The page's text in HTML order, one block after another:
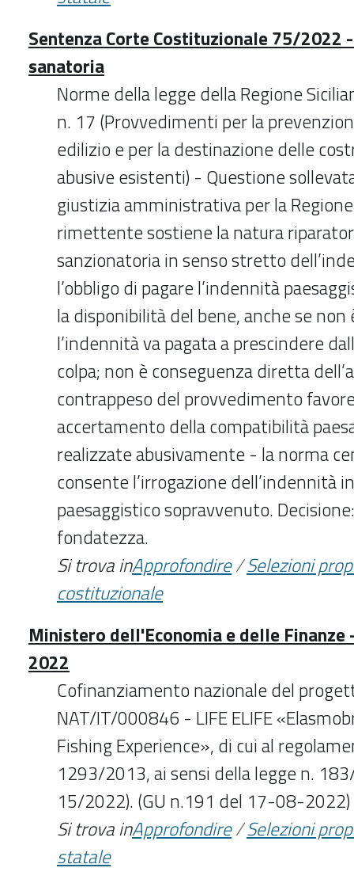
Sentenza Corte Costituzionale 75/2022
sanatoria
Norme della legge della Regione
n. 17 (Provvedimenti per la
edilizio e per la destinazione delle
abusive esistenti) - Questione
giustizia amministrativa per la
rimettente sostiene la natura
sanzionatoria in senso stretto
l’obbligo di pagare l’indennità
la disponibilità del bene, anche se non
l’indennità va pagata a prescindere
colpa; non è conseguenza diretta
contrappeso del provvedimento
accertamento della compatibilità
realizzate abusivamente - la norma
consente l’irrogazione dell’indennità
paesaggistico sopravvenuto.
fondatezza.
Si trova inApprofondire/Selezioni
costituzionale
Ministero dell'Economia e delle Finanze
2022
Cofinanziamento nazionale del
NAT/IT/000846 - LIFE ELIFE
Fishing Experience», di cui al
1293/2013, ai sensi della legge n.
15/2022). (GU n.191 del 17-08-2022)
Si trova inApprofondire/Selezioni
statale